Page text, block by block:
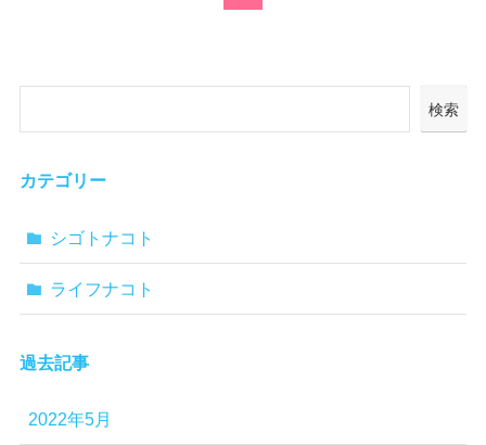
検索
カテゴリー
シゴトナコト
ライフナコト
過去記事
2022年5月